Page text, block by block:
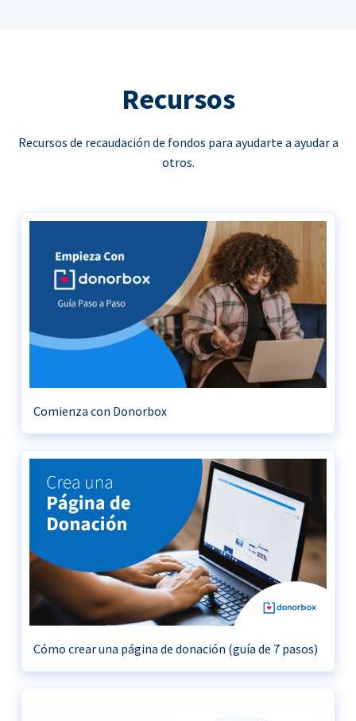
Recursos
Recursos de recaudación de fondos para ayudarte a ayudar a
otros.
Comienza con Donorbox
Cómo crear una página de donación (guía de 7 pasos)